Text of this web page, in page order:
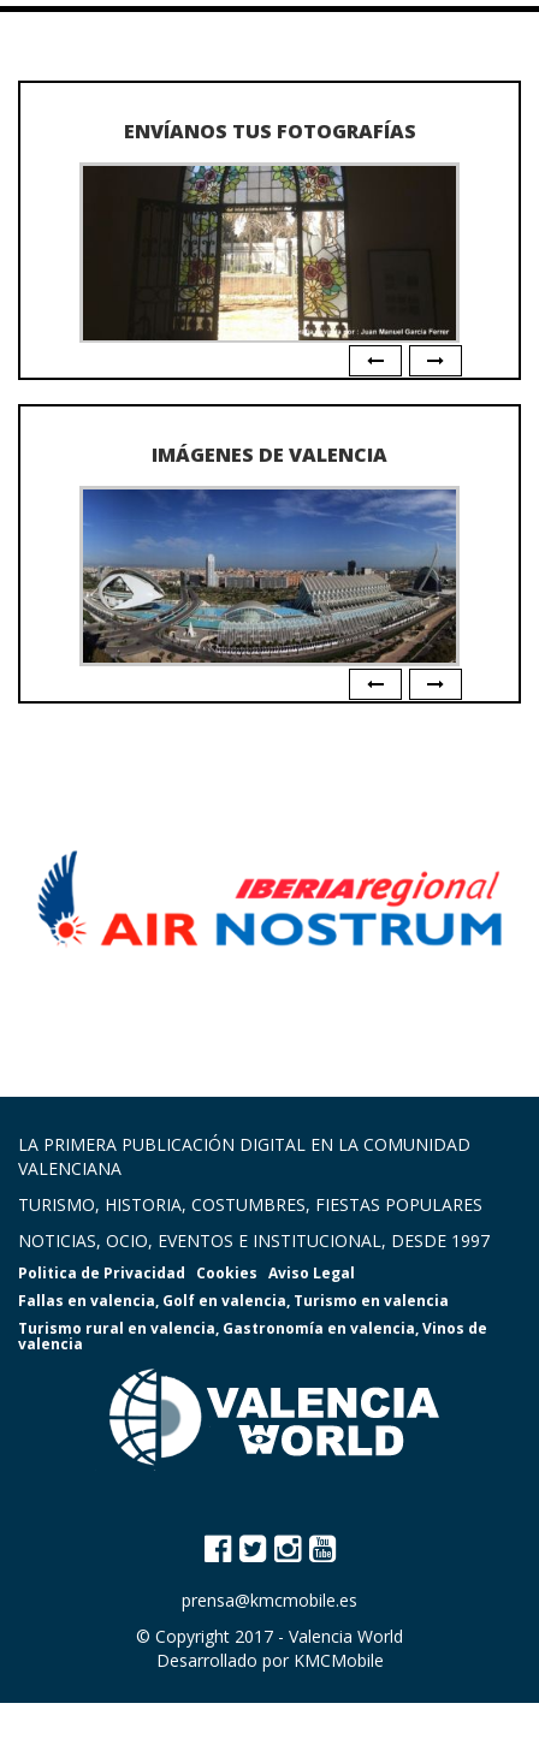
ENVÍANOS TUS FOTOGRAFÍAS
IMÁGENES DE VALENCIA
LA PRIMERA PUBLICACIÓN DIGITAL EN LA COMUNIDAD
VALENCIANA
TURISMO, HISTORIA, COSTUMBRES, FIESTAS POPULARES
NOTICIAS, OCIO, EVENTOS E INSTITUCIONAL, DESDE 1997
Politica de Privacidad Cookies Aviso Legal
Fallas en valencia, Golf en valencia, Turismo en valencia
Turismo rural en valencia, Gastronomía en valencia,Vinos de
valencia
prensa@kmcmobile.es
© Copyright 2017 - Valencia World
Desarrollado por KMCMobile